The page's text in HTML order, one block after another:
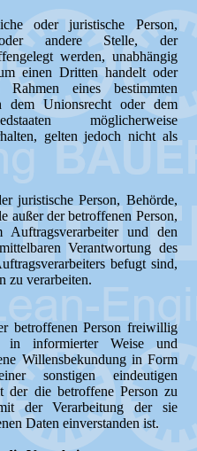
oder juristische Person,
andere Stelle, der
werden, unabhängig
einen Dritten handelt oder
eines bestimmten
dem Unionsrecht oder dem
möglicherweise
gelten jedoch nicht als
juristische Person, Behörde,
außer der betroffenen Person,
Auftragsverarbeiter und den
Verantwortung des
befugt sind,
zu verarbeiten.
betroffenen Person freiwillig
informierter Weise und
Willensbekundung in Form
sonstigen eindeutigen
der die betroffene Person zu
der Verarbeitung der sie
Daten einverstanden ist.